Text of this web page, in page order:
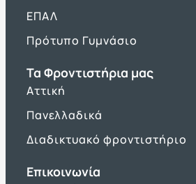
ΕΠΑΛ
Πρότυπο Γυμνάσιο
Τα Φροντιστήρια μας
Αττική
Πανελλαδικά
Διαδικτυακό φροντιστήριο
Επικοινωνία